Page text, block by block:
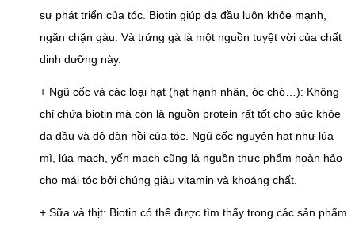
sự phát triển của tóc. Biotin giúp da đầu luôn khỏe mạnh,
ngăn chặn gàu. Và trứng gà là một nguồn tuyệt vời của chất
dinh dưỡng này.
+ Ngũ cốc và các loại hạt (hạt hạnh nhân, óc chó…): Không
chỉ chứa biotin mà còn là nguồn protein rất tốt cho sức khỏe
da đầu và độ đàn hồi của tóc. Ngũ cốc nguyên hạt như lúa
mì, lúa mạch, yến mạch cũng là nguồn thực phẩm hoàn hảo
cho mái tóc bởi chúng giàu vitamin và khoáng chất.
+ Sữa và thịt: Biotin có thể được tìm thấy trong các sản phẩm